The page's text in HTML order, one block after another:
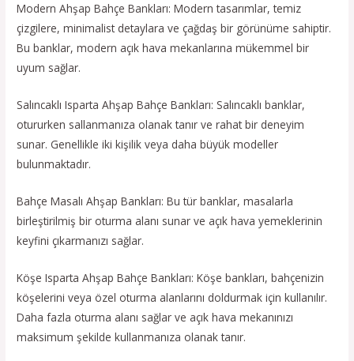
Modern Ahşap Bahçe Bankları: Modern tasarımlar, temiz
çizgilere, minimalist detaylara ve çağdaş bir görünüme sahiptir.
Bu banklar, modern açık hava mekanlarına mükemmel bir
uyum sağlar.
Salıncaklı Isparta Ahşap Bahçe Bankları: Salıncaklı banklar,
otururken sallanmanıza olanak tanır ve rahat bir deneyim
sunar. Genellikle iki kişilik veya daha büyük modeller
bulunmaktadır.
Bahçe Masalı Ahşap Bankları: Bu tür banklar, masalarla
birleştirilmiş bir oturma alanı sunar ve açık hava yemeklerinin
keyfini çıkarmanızı sağlar.
Köşe Isparta Ahşap Bahçe Bankları: Köşe bankları, bahçenizin
köşelerini veya özel oturma alanlarını doldurmak için kullanılır.
Daha fazla oturma alanı sağlar ve açık hava mekanınızı
maksimum şekilde kullanmanıza olanak tanır.